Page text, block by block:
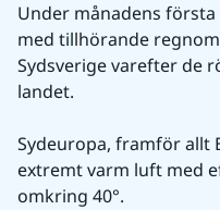
Under månadens
med tillhörande
Sydsverige varefter de
landet.
Sydeuropa, framför allt
extremt varm luft med
omkring 40°.